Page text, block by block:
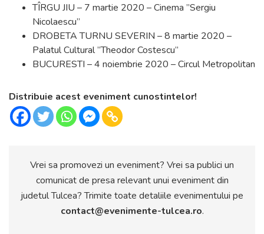
TÎRGU JIU – 7 martie 2020 – Cinema ”Sergiu
Nicolaescu”
DROBETA TURNU SEVERIN – 8 martie 2020 –
Palatul Cultural ”Theodor Costescu”
BUCURESTI – 4 noiembrie 2020 – Circul Metropolitan
Distribuie acest eveniment cunostintelor!
Vrei sa promovezi un eveniment? Vrei sa publici un
comunicat de presa relevant unui eveniment din
judetul Tulcea? Trimite toate detaliile evenimentului pe
contact@evenimente-tulcea.ro.